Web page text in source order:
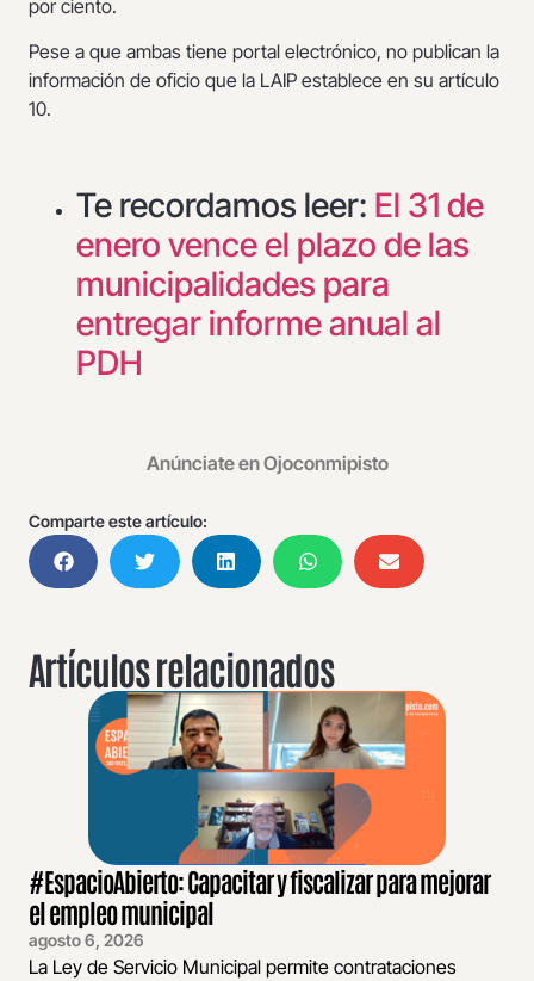
por ciento.
Pese a que ambas tiene portal electrónico, no publican la
información de oficio que la LAIP establece en su artículo
10.
Te recordamos leer: El 31 de
enero vence el plazo de las
municipalidades para
entregar informe anual al
PDH
Anúnciate en Ojoconmipisto
Comparte este artículo:
Artículos relacionados
#EspacioAbierto: Capacitar y fiscalizar para mejorar
el empleo municipal
agosto 6, 2026
La Ley de Servicio Municipal permite contrataciones